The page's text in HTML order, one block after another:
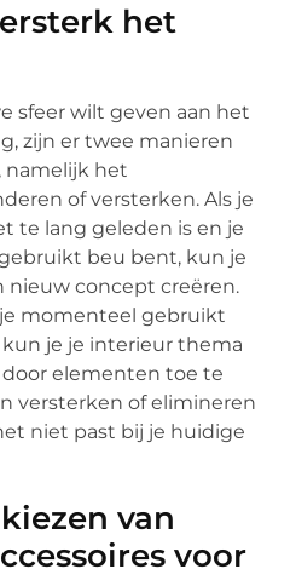
het
sfeer wilt geven aan het
zijn er twee manieren
namelijk het
of versterken. Als je
te lang geleden is en je
beu bent, kun je
nieuw concept creëren.
momenteel gebruikt
je je interieur thema
elementen toe te
versterken of elimineren
niet past bij je huidige
van
voor